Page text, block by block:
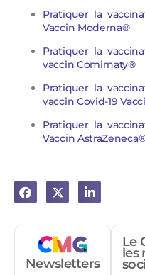
Pratiquer la
Vaccin Moderna®
Pratiquer la
vaccin Comirnaty®
Pratiquer la
vaccin Covid-19
Pratiquer la
Vaccin
Newsletters
Le
les